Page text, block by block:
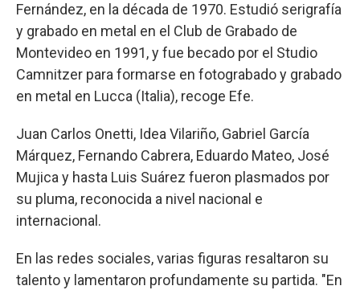
Fernández, en la década de 1970. Estudió serigrafía
y grabado en metal en el Club de Grabado de
Montevideo en 1991, y fue becado por el Studio
Camnitzer para formarse en fotograbado y grabado
en metal en Lucca (Italia), recoge Efe.
Juan Carlos Onetti, Idea Vilariño, Gabriel García
Márquez, Fernando Cabrera, Eduardo Mateo, José
Mujica y hasta Luis Suárez fueron plasmados por
su pluma, reconocida a nivel nacional e
internacional.
En las redes sociales, varias figuras resaltaron su
talento y lamentaron profundamente su partida. "En